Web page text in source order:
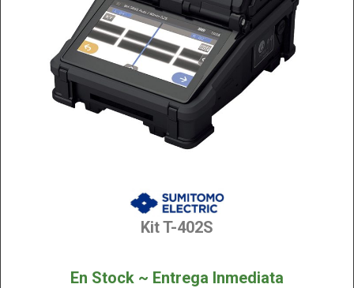
Kit T-402S
En Stock ~ Entrega Inmediata